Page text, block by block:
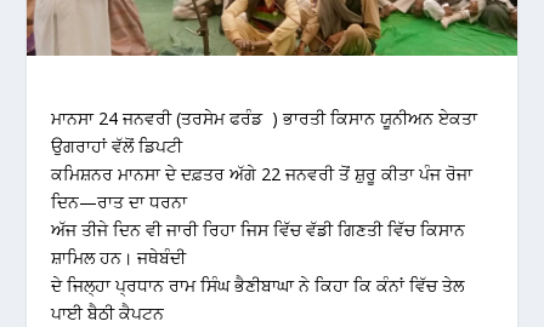
ਮਾਨਸਾ 24 ਜਨਵਰੀ (ਤਰਸੇਮ ਫਰੰਡ ) ਭਾਰਤੀ ਕਿਸਾਨ ਯੂਨੀਅਨ ਏਕਤਾ
ਉਗਰਾਹਾਂ ਵੱਲੋਂ ਡਿਪਟੀ
ਕਮਿਸ਼ਨਰ ਮਾਨਸਾ ਦੇ ਦਫ਼ਤਰ ਅੱਗੇ 22 ਜਨਵਰੀ ਤੋਂ ਸ਼ੁਰੂ ਕੀਤਾ ਪੰਜ ਰੋਜਾ
ਦਿਨ—ਰਾਤ ਦਾ ਧਰਨਾ
ਅੱਜ ਤੀਜੇ ਦਿਨ ਵੀ ਜਾਰੀ ਰਿਹਾ ਜਿਸ ਵਿੱਚ ਵੱਡੀ ਗਿਣਤੀ ਵਿੱਚ ਕਿਸਾਨ
ਸ਼ਾਮਿਲ ਹਨ। ਜਥੇਬੰਦੀ
ਦੇ ਜਿਲ੍ਹਾ ਪ੍ਰਧਾਨ ਰਾਮ ਸਿੰਘ ਭੈਣੀਬਾਘਾ ਨੇ ਕਿਹਾ ਕਿ ਕੰਨਾਂ ਵਿੱਚ ਤੇਲ
ਪਾਈ ਬੈਠੀ ਕੈਪਟਨ